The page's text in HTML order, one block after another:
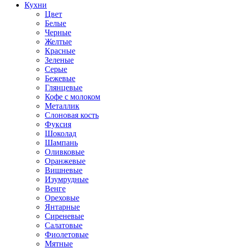
Кухни
Цвет
Белые
Черные
Желтые
Красные
Зеленые
Серые
Бежевые
Глянцевые
Кофе с молоком
Металлик
Слоновая кость
Фуксия
Шоколад
Шампань
Оливковые
Оранжевые
Вишневые
Изумрудные
Венге
Ореховые
Янтарные
Сиреневые
Салатовые
Фиолетовые
Мятные